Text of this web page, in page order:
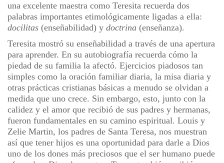
una excelente maestra como Teresita recuerda dos
palabras importantes etimológicamente ligadas a ella:
docilitas (enseñabilidad) y doctrina (enseñanza).
Teresita mostró su enseñabilidad a través de una apertura
para aprender. En su autobiografía recuerda cómo la
piedad de su familia la afectó. Ejercicios piadosos tan
simples como la oración familiar diaria, la misa diaria y
otras prácticas cristianas básicas a menudo se olvidan a
medida que uno crece. Sin embargo, esto, junto con la
calidez y el amor que recibió de sus padres y hermanas,
fueron fundamentales en su camino espiritual. Louis y
Zelie Martin, los padres de Santa Teresa, nos muestran
así que tener hijos es una oportunidad para darle a Dios
uno de los dones más preciosos que el ser humano puede